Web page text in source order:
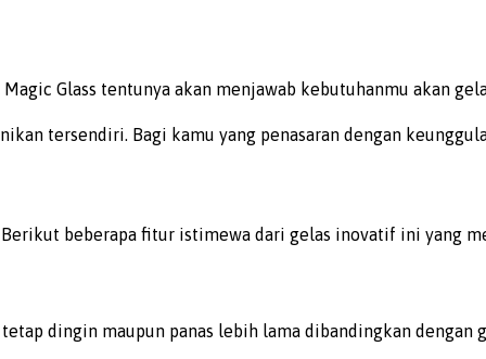
Glass tentunya akan menjawab kebutuhanmu akan
tersendiri. Bagi kamu yang penasaran dengan
beberapa fitur istimewa dari gelas inovatif ini yang
dingin maupun panas lebih lama dibandingkan